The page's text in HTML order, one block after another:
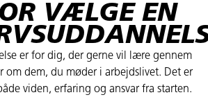
VÆLGE EN
er for dig, der gerne vil lære gennem
om dem, du møder i arbejdslivet. Det er
viden, erfaring og ansvar fra starten.